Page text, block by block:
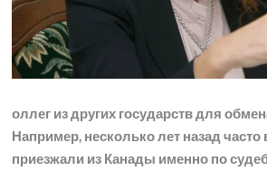
оллег из других государств для
Например, несколько лет назад часто
приезжали из Канады именно по